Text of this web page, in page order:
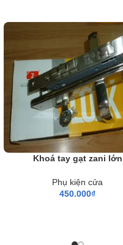
Lộ 13, P. Hiệp Bình Phước,
Bạch Đằng, P.15, Quận. Bình
Dương Vương, P. An Lạc,
731 Lê Hồng phong, P.
Khoá tay gạt zani lớn
Phụ kiện cửa
450.000₫